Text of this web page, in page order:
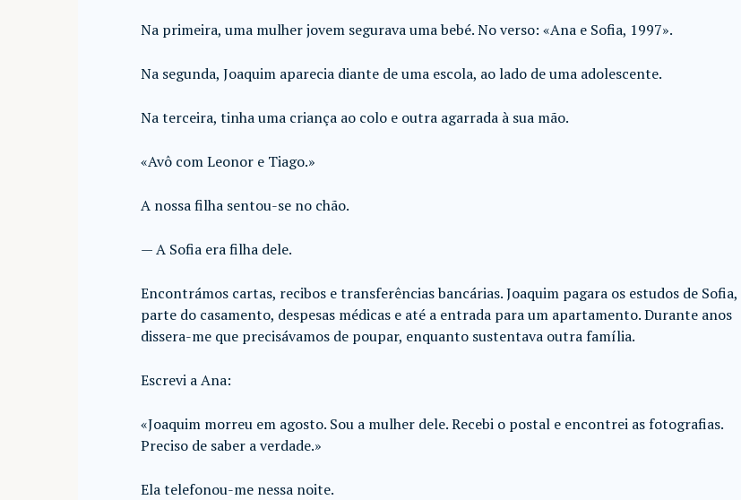
Na primeira, uma mulher jovem segurava uma bebé. No verso: «Ana e Sofia, 1997».
Na segunda, Joaquim aparecia diante de uma escola, ao lado de uma adolescente.
Na terceira, tinha uma criança ao colo e outra agarrada à sua mão.
«Avô com Leonor e Tiago.»
A nossa filha sentou-se no chão.
— A Sofia era filha dele.
Encontrámos cartas, recibos e transferências bancárias. Joaquim pagara os estudos de Sofia,
parte do casamento, despesas médicas e até a entrada para um apartamento. Durante anos
dissera-me que precisávamos de poupar, enquanto sustentava outra família.
Escrevi a Ana:
«Joaquim morreu em agosto. Sou a mulher dele. Recebi o postal e encontrei as fotografias.
Preciso de saber a verdade.»
Ela telefonou-me nessa noite.